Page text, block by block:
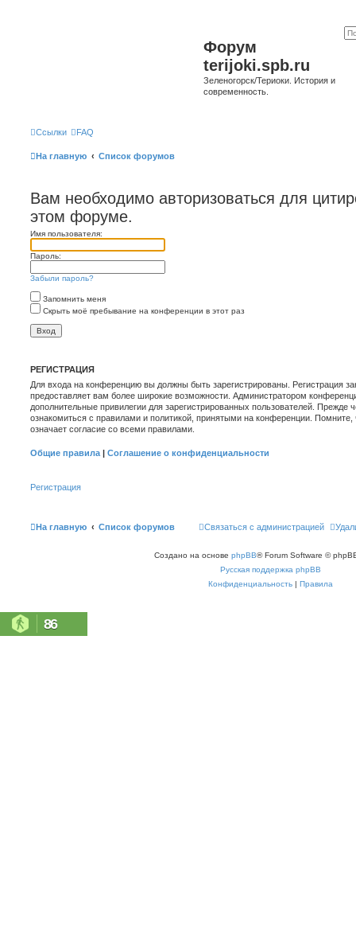
Форум
terijoki.spb.ru
Зеленогорск/Териоки. История и
современность.
Ссылки FAQ
На главную Список форумов
Вам необходимо авторизоваться для
этом форуме.
Имя пользователя:
Пароль:
Забыли пароль?
Запомнить меня
Скрыть моё пребывание на конференции в этот раз
РЕГИСТРАЦИЯ
Для входа на конференцию вы должны быть зарегистрированы. Регистрация
предоставляет вам более широкие возможности. Администратором
дополнительные привилегии для зарегистрированных пользователей. Прежде
ознакомиться с правилами и политикой, принятыми на конференции.
означает согласие со всеми правилами.
Общие правила | Соглашение о конфиденциальности
Регистрация
На главную Список форумов Связаться с администрацией
Создано на основе phpBB® Forum Software ©
Русская поддержка phpBB
Конфиденциальность | Правила
86